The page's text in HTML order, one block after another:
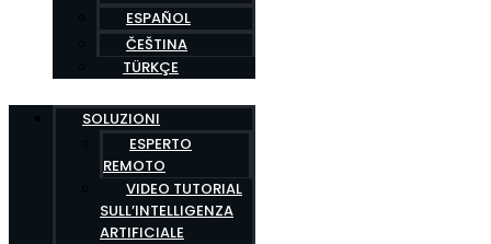
ESPAÑOL
ČEŠTINA
TÜRKÇE
SOLUZIONI
ESPERTO
REMOTO
VIDEO TUTORIAL
SULL’INTELLIGENZA
ARTIFICIALE